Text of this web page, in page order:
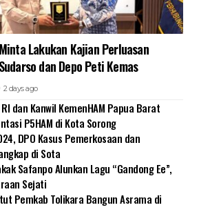
Lakukan Kajian Perluasan
dan Depo Peti Kemas
2 days ago
dan Kanwil KemenHAM Papua Barat
P5HAM di Kota Sorong
DPO Kasus Pemerkosaan dan
di Sota
Safanpo Alunkan Lagu “Gandong Ee”,
Sejati
Pemkab Tolikara Bangun Asrama di